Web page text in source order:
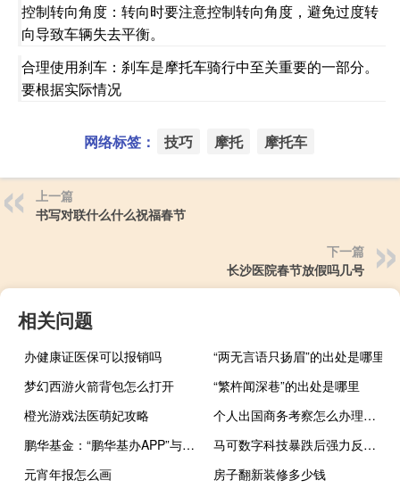
控制转向角度：转向时要注意控制转向角度，避免过度转
向导致车辆失去平衡。
合理使用刹车：刹车是摩托车骑行中至关重要的一部分。
要根据实际情况
网络标签： 技巧 摩托 摩托车
上一篇
书写对联什么什么祝福春节
下一篇
长沙医院春节放假吗几号
相关问题
办健康证医保可以报销吗
“两无言语只扬眉”的出处是哪里
梦幻西游火箭背包怎么打开
“繁杵闻深巷”的出处是哪里
橙光游戏法医萌妃攻略
个人出国商务考察怎么办理护照
鹏华基金：“鹏华基办APP”与公司无关
马可数字科技暴跌后强力反弹 股价两日一度翻倍
元宵年报怎么画
房子翻新装修多少钱